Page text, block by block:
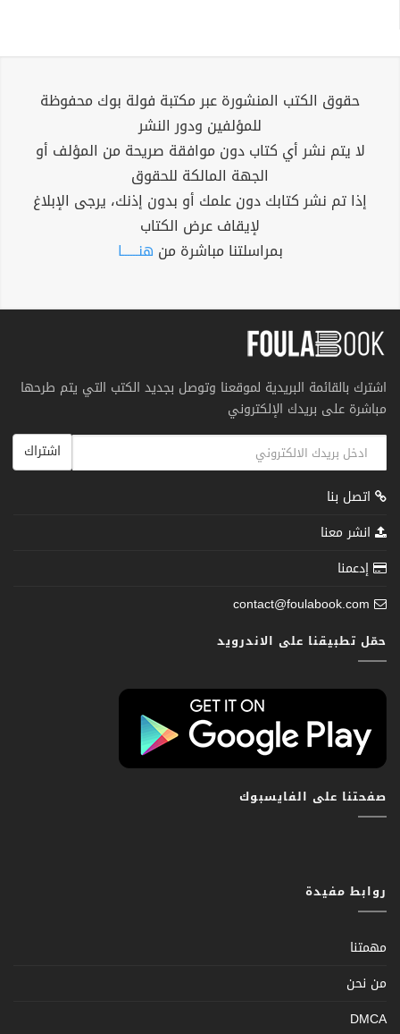
حقوق الكتب المنشورة عبر مكتبة فولة بوك محفوظة
للمؤلفين ودور النشر
لا يتم نشر أي كتاب دون موافقة صريحة من المؤلف أو
الجهة المالكة للحقوق
إذا تم نشر كتابك دون علمك أو بدون إذنك، يرجى الإبلاغ
لإيقاف عرض الكتاب
بمراسلتنا مباشرة من هنــــــا
اشترك بالقائمة البريدية لموقعنا وتوصل بجديد الكتب التي يتم طرحها
مباشرة على بريدك الإلكتروني
اشتراك
اتصل بنا
انشر معنا
إدعمنا
contact@foulabook.com
حمّل تطبيقنا على الاندرويد
صفحتنا على الفايسبوك
روابط مفيدة
مهمتنا
من نحن
DMCA